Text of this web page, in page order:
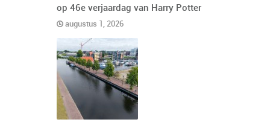
op 46e verjaardag van Harry Potter
augustus 1, 2026